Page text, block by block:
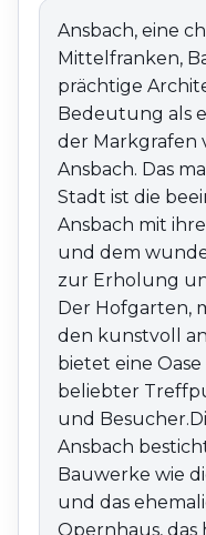
Hofgarten, der zur
Der Hofgarten, mit
angelegten
Ruhe und ist ein
und Besucher.Die
besticht durch gut
Gumbertus-Kirche
Opernhaus, das
Stadt ist auch
Festspiele, bei
Kostümen und
Ansbachs kulturelle
Konzerten und
über stattfinden. Die
Seenplatte und
Naturfreunde zur
Ansbach vereint
Reichtum und
ideales Ziel für alle,
in authentischer
Ansbach, eine
Mittelfranken,
prächtige
Bedeutung als
der Markgrafen
Ansbach. Das
Stadt ist die
Ansbach mit
und dem
zur Erholung
Der Hofgarten,
den kunstvoll
bietet eine
beliebter
und
Ansbach
Bauwerke wie
und das
Opernhaus,